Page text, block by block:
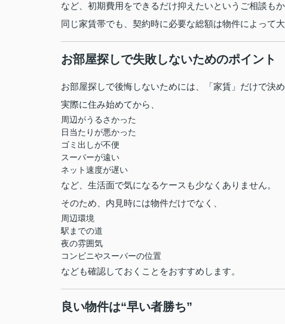
など、初期費用をできるだけ抑えたいというご相談もか
同じ家賃帯でも、契約時に必要な総額は物件によって
お部屋探しで失敗しないためのポイント
お部屋探しで後悔しないためには、「家賃」だけで決
実際に住み始めてから、
周辺がうるさかった
日当たりが悪かった
ゴミ出しが不便
スーパーが遠い
ネット速度が遅い
など、生活面で気になるケースも少なくありません。
そのため、内見時には物件だけでなく、
周辺環境
駅までの道
夜の雰囲気
コンビニやスーパーの位置
なども確認しておくことをおすすめします。
良い物件は“早い者勝ち”